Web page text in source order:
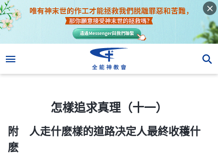
怎樣追求真理（十一）
附 人走什麽樣的道路决定人最終收穫什
麽